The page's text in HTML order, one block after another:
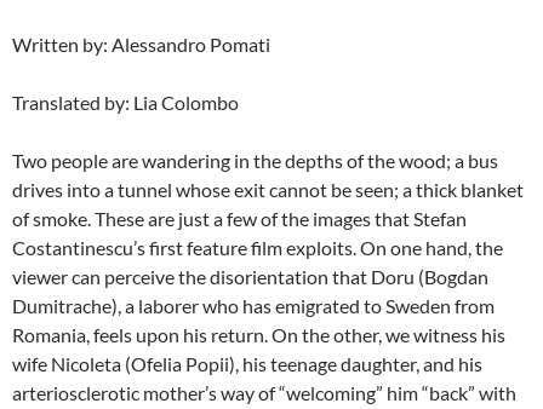
Written by: Alessandro Pomati
Translated by: Lia Colombo
Two people are wandering in the depths of the wood; a bus
drives into a tunnel whose exit cannot be seen; a thick blanket
of smoke. These are just a few of the images that Stefan
Costantinescu’s first feature film exploits. On one hand, the
viewer can perceive the disorientation that Doru (Bogdan
Dumitrache), a laborer who has emigrated to Sweden from
Romania, feels upon his return. On the other, we witness his
wife Nicoleta (Ofelia Popii), his teenage daughter, and his
arteriosclerotic mother’s way of “welcoming” him “back” with